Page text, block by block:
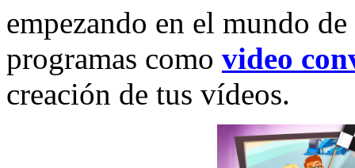
empezando en el mundo
programas como video
creación de tus vídeos.